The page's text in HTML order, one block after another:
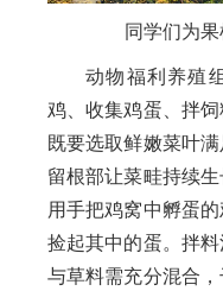
同学们为
动物福利养殖
鸡、收集鸡蛋、拌
既要选取鲜嫩菜叶
留根部让菜畦持续
用手把鸡窝中孵蛋
捡起其中的蛋。拌
与草料需充分混合